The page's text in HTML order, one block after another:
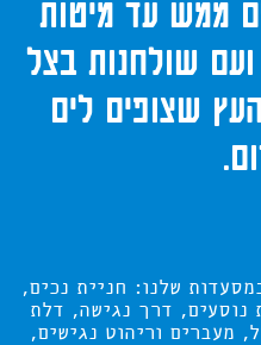
ממש עד מיטות
שולחנות בצל
שצופים לים
שלנו: חניית נכים,
נוסעים, דרך נגישה, דלת
מעברים וריהוט נגישים,